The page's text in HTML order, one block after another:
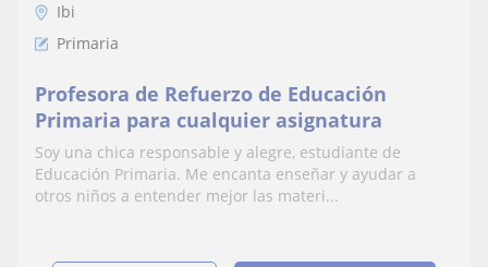
Ibi
Primaria
Profesora de Refuerzo de Educación
Primaria para cualquier asignatura
Soy una chica responsable y alegre, estudiante de
Educación Primaria. Me encanta enseñar y ayudar a
otros niños a entender mejor las materi...